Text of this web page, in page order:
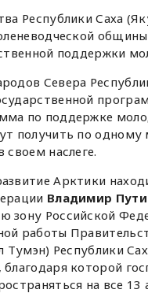
Республики Саха
общины
поддержки
Севера
по поддержке
получить по одному
наслеге.
Арктики
Владимир
зону Российской
работы
Республики
которой
на все 13